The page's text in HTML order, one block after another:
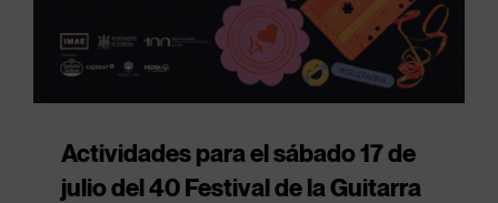
Actividades para el sábado 17 de
julio del 40 Festival de la Guitarra